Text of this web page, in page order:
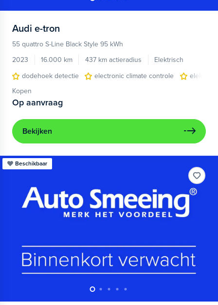
Audi e-tron
55 quattro S-Line Black Style 95 kWh
2023
16.000 km 437 km actieradius
Elektrisch
dodehoek detectie
electronic climate controle
Kopen
Op aanvraag
Bekijken
Beschikbaar